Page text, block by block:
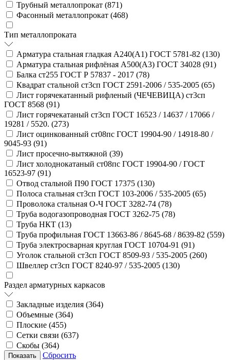
Трубный металлопрокат (871)
Фасонный металлопрокат (468)
Тип металлопроката
Арматура стальная гладкая А240(А1) ГОСТ 5781-82 (130)
Арматура стальная рифлёная А500(А3) ГОСТ 34028 (91)
Балка ст255 ГОСТ Р 57837 - 2017 (78)
Квадрат стальной ст3сп ГОСТ 2591-2006 / 535-2005 (65)
Лист горячекатанный рифленый (ЧЕЧЕВИЦА) ст3сп
ГОСТ 8568 (91)
Лист горячекатаный ст3сп ГОСТ 16523 / 14637 / 17066 /
19281 / 5520. (273)
Лист оцинкованный ст08пс ГОСТ 19904-90 / 14918-80 /
9045-93 (91)
Лист просечно-вытяжной (39)
Лист холоднокатаный ст08пс ГОСТ 19904-90 / ГОСТ
16523-97 (91)
Отвод стальной П90 ГОСТ 17375 (130)
Полоса стальная ст3сп ГОСТ 103-2006 / 535-2005 (65)
Проволока стальная О-Ч ГОСТ 3282-74 (78)
Труба водогазопроводная ГОСТ 3262-75 (78)
Труба НКТ (13)
Труба профильная ГОСТ 13663-86 / 8645-68 / 8639-82 (559)
Труба электросварная круглая ГОСТ 10704-91 (91)
Уголок стальной ст3сп ГОСТ 8509-93 / 535-2005 (260)
Швеллер ст3сп ГОСТ 8240-97 / 535-2005 (130)
Раздел арматурных каркасов
Закладные изделия (364)
Объемные (364)
Плоские (455)
Сетки связи (637)
Скобы (364)
Сбросить